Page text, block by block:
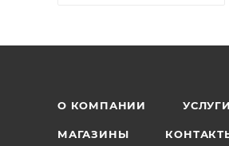
О КОМПАНИИ УСЛУГИ
МАГАЗИНЫ